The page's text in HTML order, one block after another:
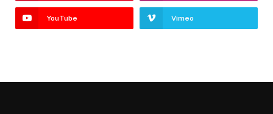
YouTube Vimeo